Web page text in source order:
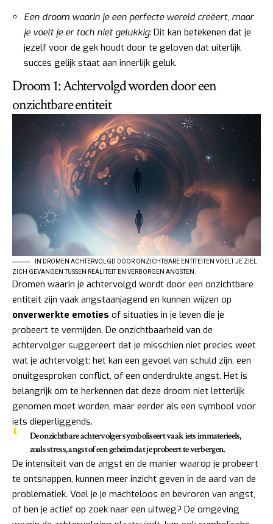
Een droom waarin je een perfecte wereld creëert, maar
je voelt je er toch niet gelukkig:Dit kan betekenen dat je
jezelf voor de gek houdt door te geloven dat uiterlijk
succes gelijk staat aan innerlijk geluk.
Droom 1: Achtervolgd worden door een
onzichtbare entiteit
IN DROMEN ACHTERVOLGD DOOR ONZICHTBARE ENTITEITEN VOELT JE ZIEL
ZICH GEVANGEN TUSSEN REALITEIT EN VERBORGEN ANGSTEN.
Dromen waarin je achtervolgd wordt door een onzichtbare
entiteit zijn vaak angstaanjagend en kunnen wijzen op
onverwerkte emoties of situaties in je leven die je
probeert te vermijden. De onzichtbaarheid van de
achtervolger suggereert dat je misschien niet precies weet
wat je achtervolgt; het kan een gevoel van schuld zijn, een
onuitgesproken conflict, of een onderdrukte angst. Het is
belangrijk om te herkennen dat deze droom niet letterlijk
genomen moet worden, maar eerder als een symbool voor
iets dieperliggends.
De onzichtbare achtervolger symboliseert vaak iets immaterieels,
zoals stress, angst of een geheim dat je probeert te verbergen.
De intensiteit van de angst en de manier waarop je probeert
te ontsnappen, kunnen meer inzicht geven in de aard van de
problematiek. Voel je je machteloos en bevroren van angst,
of ben je actief op zoek naar een uitweg? De omgeving